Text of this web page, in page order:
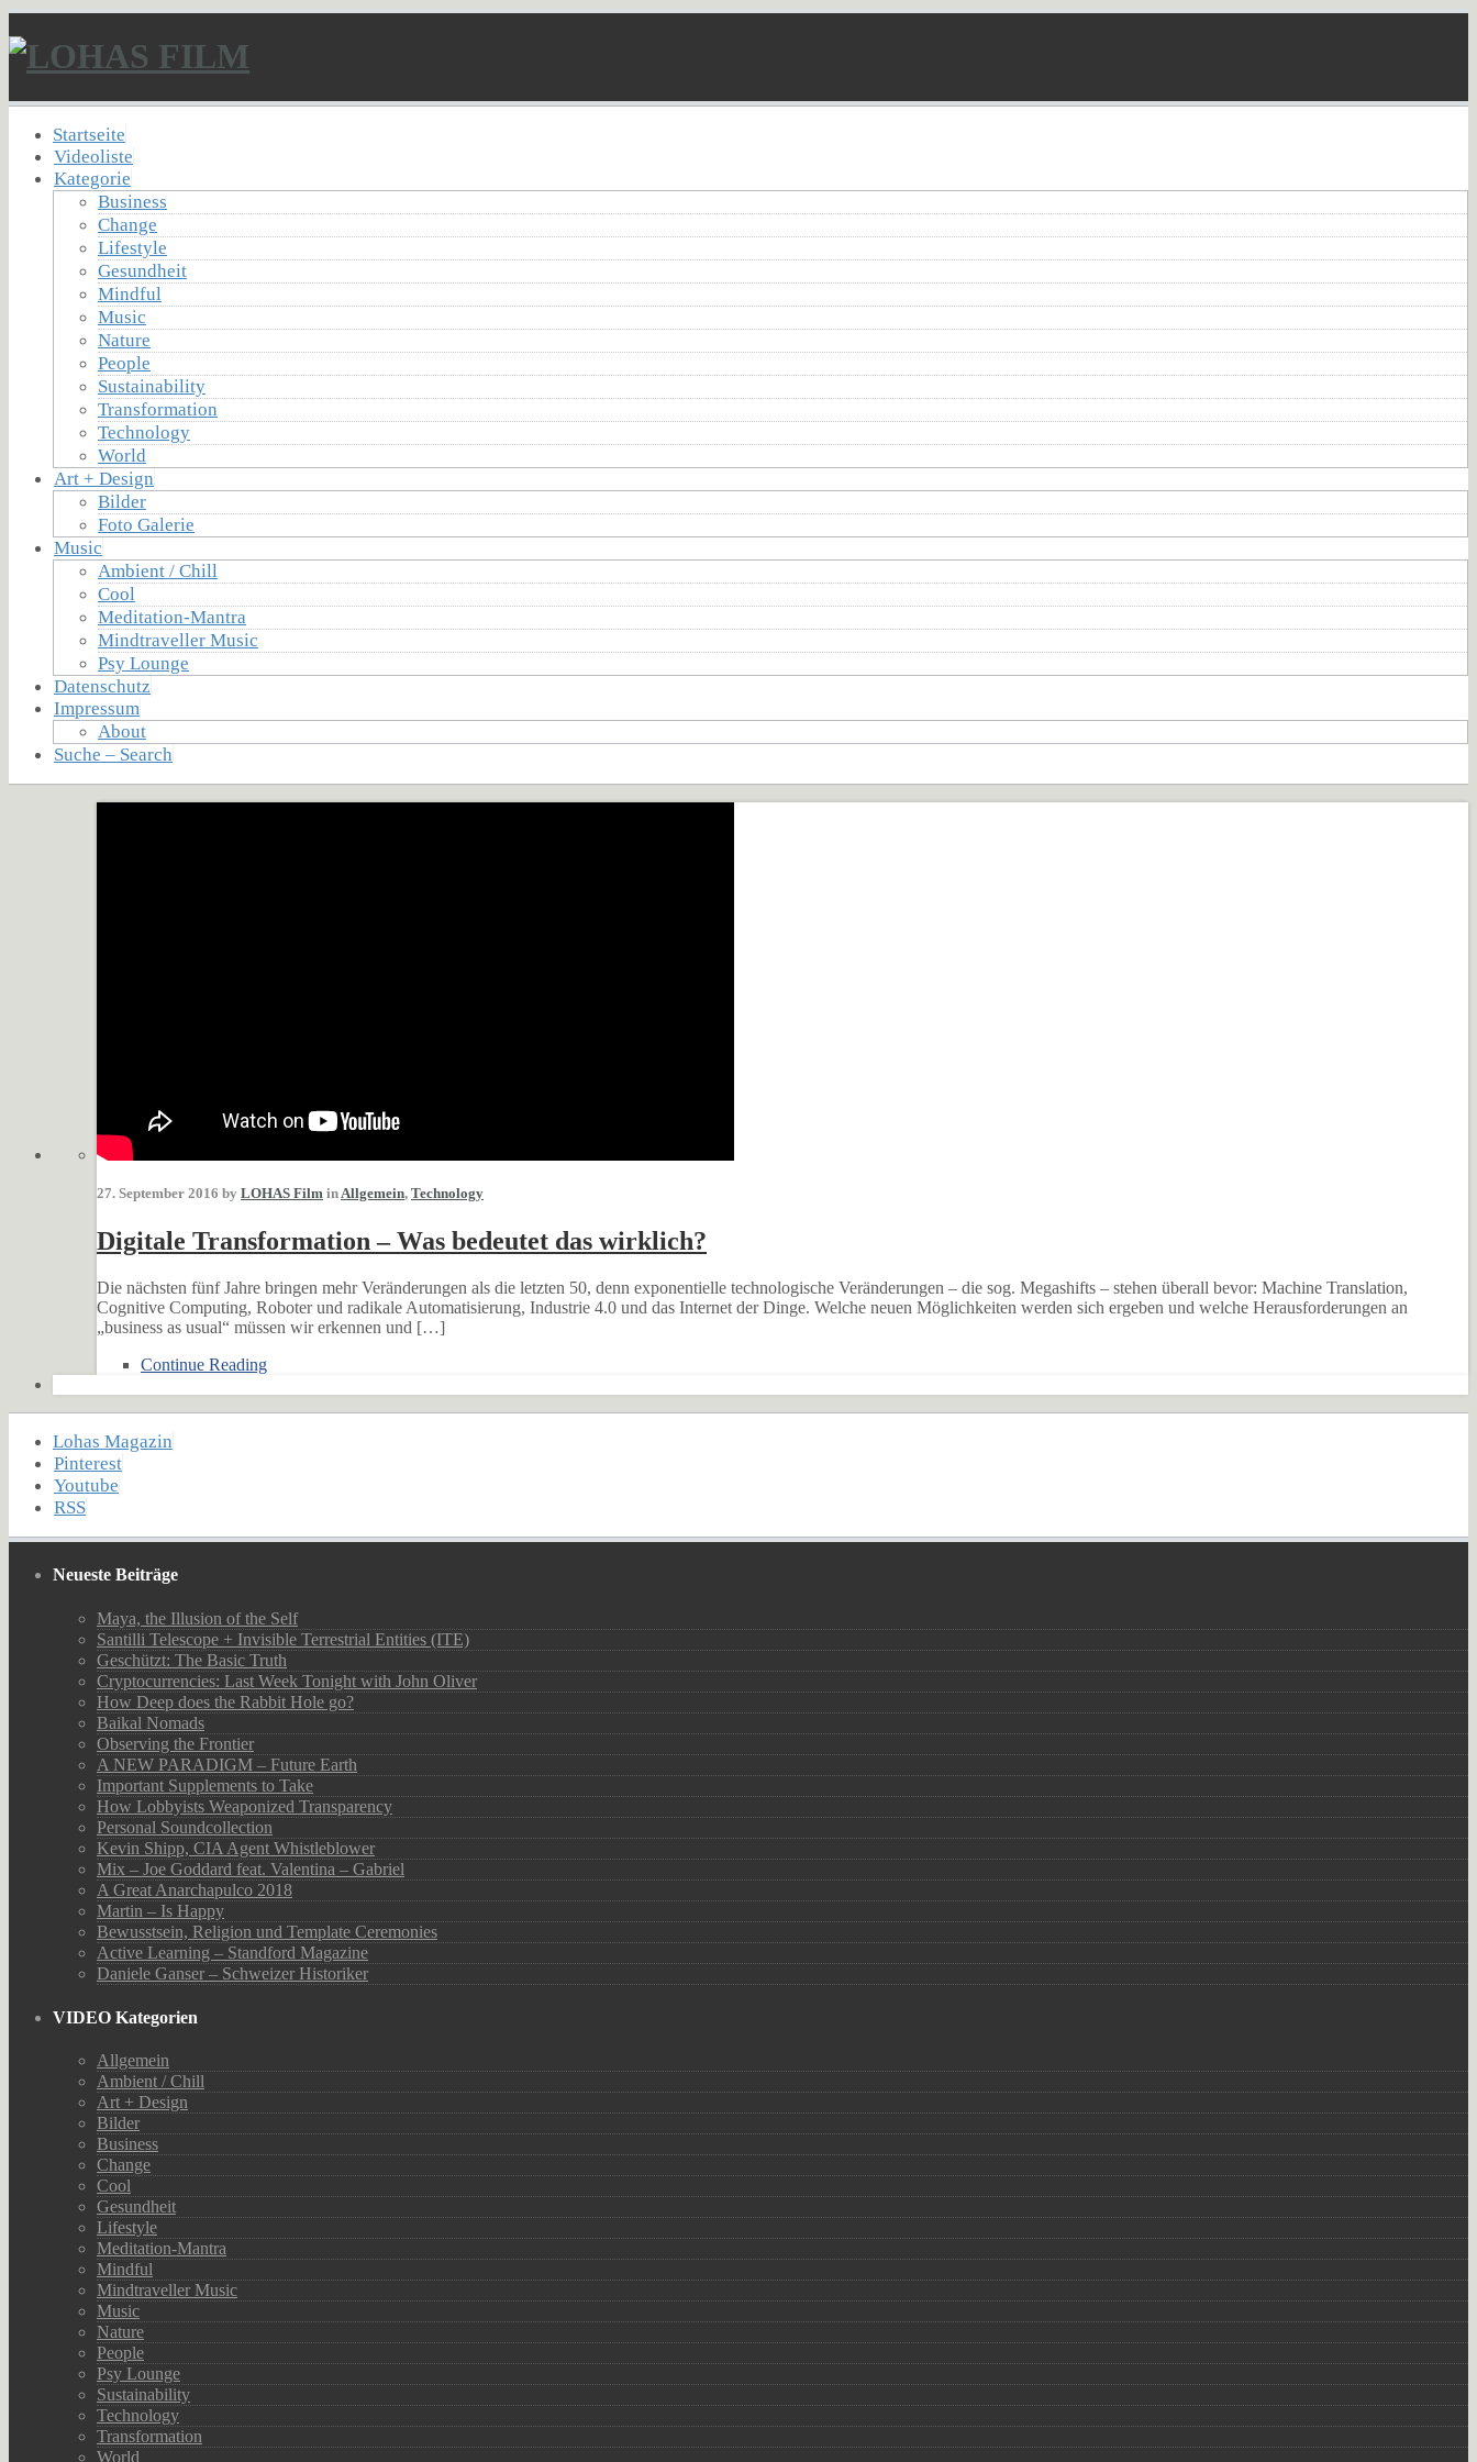
Startseite
Videoliste
Kategorie
Business
Change
Lifestyle
Gesundheit
Mindful
Music
Nature
People
Sustainability
Transformation
Technology
World
Art + Design
Bilder
Foto Galerie
Music
Ambient / Chill
Cool
Meditation-Mantra
Mindtraveller Music
Psy Lounge
Datenschutz
Impressum
About
Suche – Search
27. September 2016 by LOHAS Film inAllgemein, Technology
Digitale Transformation – Was bedeutet das wirklich?
Die nächsten fünf Jahre bringen mehr Veränderungen als die letzten 50, denn exponentielle technologische Veränderungen – die sog. Megashifts – stehen überall bevor: Machine Translation,
Cognitive Computing, Roboter und radikale Automatisierung, Industrie 4.0 und das Internet der Dinge. Welche neuen Möglichkeiten werden sich ergeben und welche Herausforderungen an
„business as usual“ müssen wir erkennen und […]
Continue Reading
Lohas Magazin
Pinterest
Youtube
RSS
Neueste Beiträge
Maya, the Illusion of the Self
Santilli Telescope + Invisible Terrestrial Entities (ITE)
Geschützt: The Basic Truth
Cryptocurrencies: Last Week Tonight with John Oliver
How Deep does the Rabbit Hole go?
Baikal Nomads
Observing the Frontier
A NEW PARADIGM – Future Earth
Important Supplements to Take
How Lobbyists Weaponized Transparency
Personal Soundcollection
Kevin Shipp, CIA Agent Whistleblower
Mix – Joe Goddard feat. Valentina – Gabriel
A Great Anarchapulco 2018
Martin – Is Happy
Bewusstsein, Religion und Template Ceremonies
Active Learning – Standford Magazine
Daniele Ganser – Schweizer Historiker
VIDEO Kategorien
Allgemein
Ambient / Chill
Art + Design
Bilder
Business
Change
Cool
Gesundheit
Lifestyle
Meditation-Mantra
Mindful
Mindtraveller Music
Music
Nature
People
Psy Lounge
Sustainability
Technology
Transformation
World